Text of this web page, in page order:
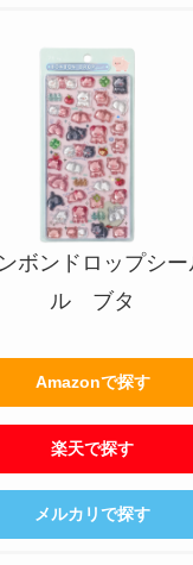
ンボンドロップシ
ル ブタ
Amazonで探す
楽天で探す
メルカリで探す